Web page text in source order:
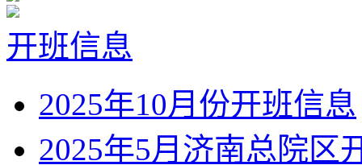
开班信息
2025年10月份开班信息
2025年5月济南总院区